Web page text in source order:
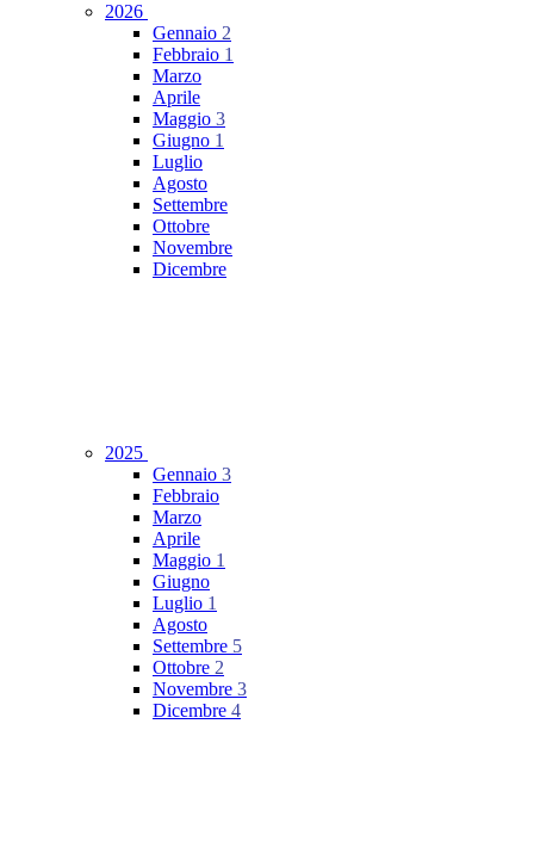
2026
Gennaio 2
Febbraio 1
Marzo
Aprile
Maggio 3
Giugno 1
Luglio
Agosto
Settembre
Ottobre
Novembre
Dicembre
2025
Gennaio 3
Febbraio
Marzo
Aprile
Maggio 1
Giugno
Luglio 1
Agosto
Settembre 5
Ottobre 2
Novembre 3
Dicembre 4